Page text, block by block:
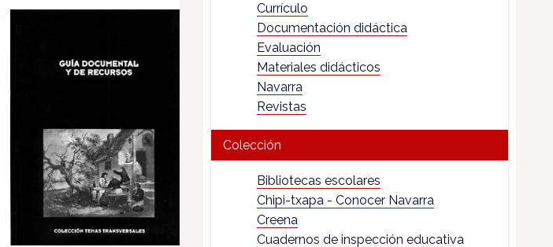
Currículo
Documentación didáctica
Evaluación
Materiales didácticos
Navarra
Revistas
Colección
Bibliotecas escolares
Chipi-txapa - Conocer Navarra
Creena
Cuadernos de inspección educativa